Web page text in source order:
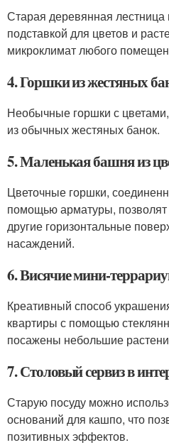
Старая деревянная лестница
подставкой для цветов и
микроклимат любого
4. Горшки из жестяных
Необычные горшки с
из обычных жестяных банок.
5. Маленькая башня из
Цветочные горшки,
помощью арматуры, позволят
другие горизонтальные
насаждений.
6. Висячие мини-
Креативный способ
квартиры с помощью
посажены небольшие
7. Столовый сервиз в
Старую посуду можно
оснований для кашпо, что
позитивных эффектов.